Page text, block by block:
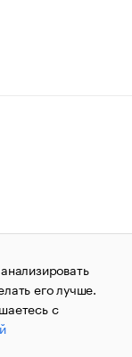
прав
Сообщения
надзору в сфере
номером ИА
Отдельные
его лучше.
с